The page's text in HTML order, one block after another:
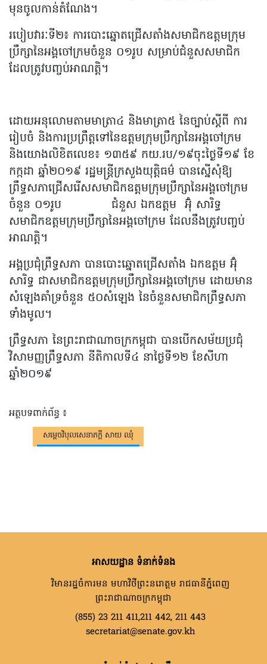
មុនចូលកាន់តំណែង។
របៀបវារៈទី២៖ ការបោះឆ្នោតជ្រើសតាំងសមាជិកឧត្តមក្រុម
ប្រឹក្សានៃអង្គចៅក្រមចំនួន ០១រូប សម្រាប់ជំនួសសមាជិក
ដែលត្រូវបញ្ចប់អាណត្តិ។
ដោយអនុលោមតាមមាត្រា៤ និងមាត្រា៥ នៃច្បាប់ស្តីពី ការ
រៀបចំ និងការប្រព្រឹត្តទៅនៃឧត្តមក្រុមប្រឹក្សានៃអង្គចៅក្រម
និងយោងលិខិតលេខ៖ ១៣៥៩ កយ.រប/១៩ចុះថ្ងៃទី១៩ ខែ
កក្កដា ឆ្នាំ២០១៩ រដ្ឋមន្ត្រីក្រសួងយុត្តិធម៌ បានស្នើសុំឱ្យ
ព្រឹទ្ធសភាជ្រើសរើសសមាជិកឧត្តមក្រុមប្រឹក្សានៃអង្គចៅក្រម
ចំនួន ០១រូប ជំនួស ឯកឧត្តម អ៊ុំ សារិទ្ធ
សមាជិកឧត្តមក្រុមប្រឹក្សានៃអង្គចៅក្រម ដែលនឹងត្រូវបញ្ចប់
អាណត្តិ។
អង្គប្រជុំព្រឹទ្ធសភា បានបោះឆ្នោតជ្រើសតាំង ឯកឧត្តម អ៊ុំ
សារិទ្ធ ជាសមាជិកឧត្តមក្រុមប្រឹក្សានៃអង្គចៅក្រម ដោយមាន
សំឡេងគាំទ្រចំនួន ៥០សំឡេង នៃចំនួនសមាជិកព្រឹទ្ធសភា
ទាំងមូល។
ព្រឹទ្ធសភា នៃព្រះរាជាណាចក្រកម្ពុជា បានបើកសម័យប្រជុំ
វិសាមញ្ញព្រឹទ្ធសភា នីតិកាលទី៤ នាថ្ងៃទី១២ ខែសីហា
ឆ្នាំ២០១៩
អត្ថបទពាក់ព័ន្ធ ៖
សម្តេចវិបុលសេនាភក្តី សាយ ឈុំ
អាសយដ្ឋាន ទំនាក់ទំនង
វិមានរដ្ឋចំការមន មហាវិថីព្រះនរោត្តម រាជធានីភ្នំពេញ
ព្រះរាជាណាចក្រកម្ពុជា
(855) 23 211 411,211 442, 211 443
secretariat@senate.gov.kh